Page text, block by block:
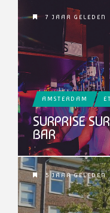
7 JAAR GELEDEN
AMSTERDAM
SURPRISE
BAR
5 JAAR GELEDEN